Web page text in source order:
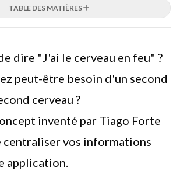
TABLE DES MATIÈRES
dire "J'ai le cerveau en feu" ?
peut-être besoin d'un second
cerveau ?
inventé par Tiago Forte
centraliser vos informations
application.